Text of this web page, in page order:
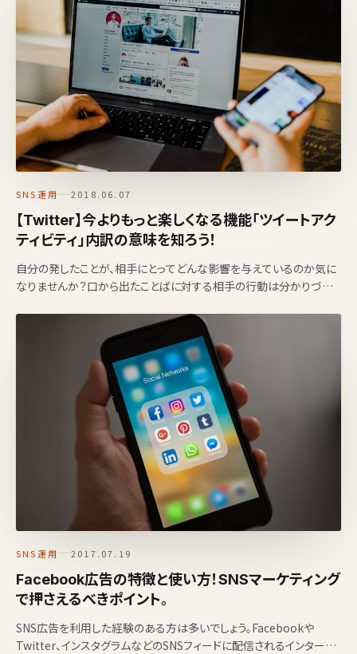
SNS運用 2018.06.07
【Twitter】今よりもっと楽しくなる機能「ツイートアク
ティビティ」内訳の意味を知ろう！
自分の発したことが、相手にとってどんな影響を与えているのか気に
なりませんか？口から出たことばに対する相手の行動は分かりづら
SNS運用 2017.07.19
Facebook広告の特徴と使い方！SNSマーケティング
で押さえるべきポイント。
SNS広告を利用した経験のある方は多いでしょう。Facebookや
Twitter、インスタグラムなどのSNSフィードに配信されるインターネ